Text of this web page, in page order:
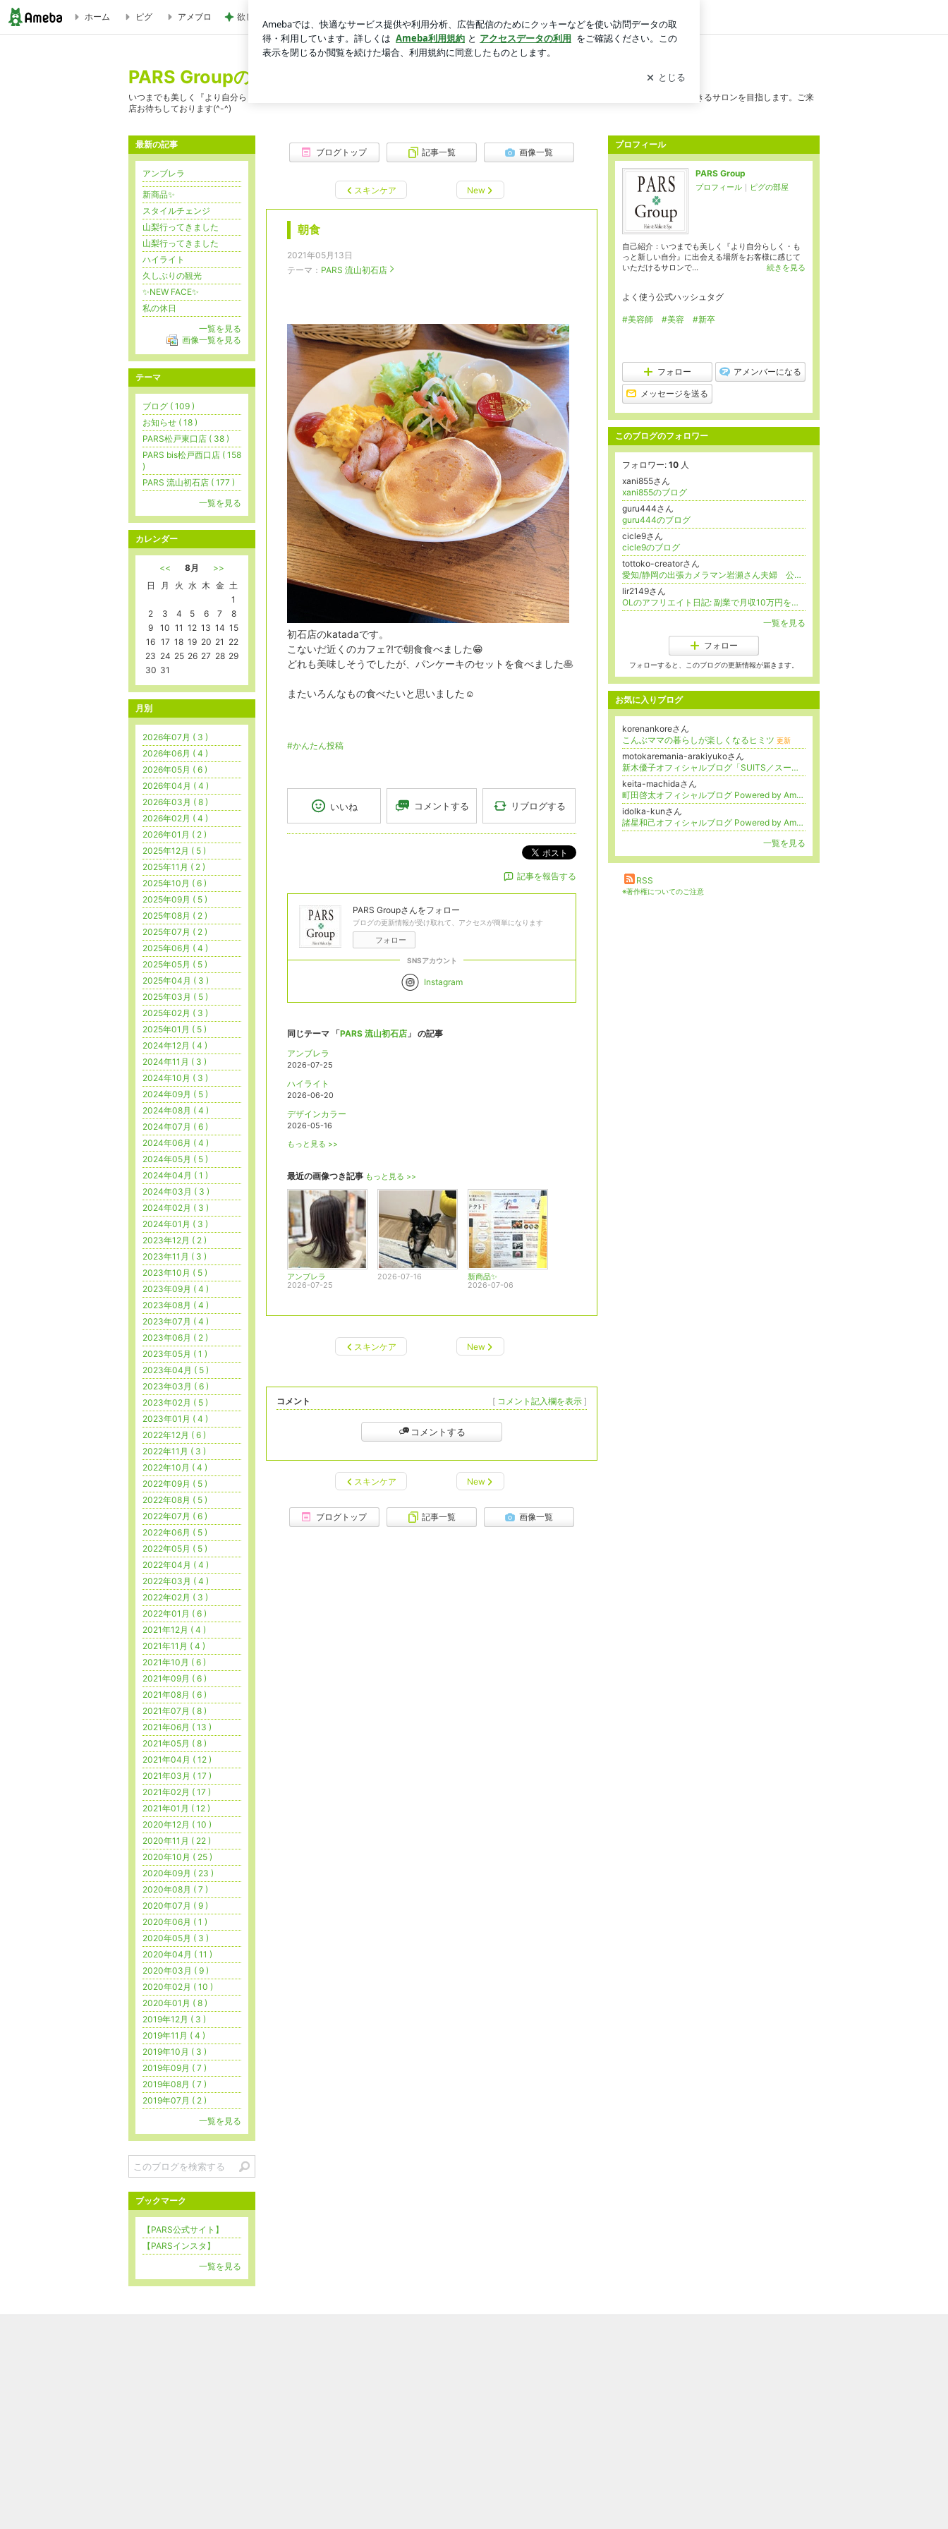
ホーム ピグ アメブロ 欲しいぞってなったパンツの再販 ログイン
PARS Groupのブログ
いつまでも美しく『より自分らしく・もっと新しい自分』に出会える場所をお客様に感じていただけるサロンでありたい。そしてお客様第一の信頼できるサロンを目指します。ご来
店お待ちしております(^-^)
ブログトップ 記事一覧 画像一覧
スキンケア New
朝食
2021年05月13日
テーマ： PARS 流山初石店
初石店のkatadaです。
こないだ近くのカフェ⁈で朝食食べました😁
どれも美味しそうでしたが、パンケーキのセットを食べました🥞
またいろんなもの食べたいと思いました☺️
#かんたん投稿
いいね コメントする リブログする
ポスト
記事を報告する
PARS Groupさんをフォロー
ブログの更新情報が受け取れて、アクセスが簡単になります
フォロー
SNSアカウント
Instagram
同じテーマ 「PARS 流山初石店 」 の記事
アンブレラ
2026-07-25
ハイライト
2026-06-20
デザインカラー
2026-05-16
もっと見る >>
最近の画像つき記事 もっと見る >>
アンブレラ
2026-07-25
2026-07-16
新商品✨
2026-07-06
スキンケア New
[ コメント記入欄を表示 ]
コメント
コメントする
スキンケア New
ブログトップ 記事一覧 画像一覧
プロフィール
PARS Group
プロフィール ｜ ピグの部屋
自己紹介：いつまでも美しく『より自分らしく・も
っと新しい自分』に出会える場所をお客様に感じて
いただけるサロンで...
続きを見る
よく使う公式ハッシュタグ
#美容師 #美容 #新卒
フォロー アメンバーになる
メッセージを送る
このブログのフォロワー
フォロワー: 10 人
xani855さん
xani855のブログ
guru444さん
guru444のブログ
cicle9さん
cicle9のブログ
tottoko-creatorさん
愛知/静岡の出張カメラマン岩瀬さん夫婦 公認フォトグラファー♪
lir2149さん
OLのアフリエイト日記: 副業で月収10万円を目指す
一覧を見る
フォロー
フォローすると、このブログの更新情報が届きます。
お気に入りブログ
korenankoreさん
こんぶママの暮らしが楽しくなるヒミツ 更新
motokaremania-arakiyukoさん
新木優子オフィシャルブログ「SUITS／スーツ２」Powered by Ameba
keita-machidaさん
町田啓太オフィシャルブログ Powered by Ameba
idolka-kunさん
諸星和己オフィシャルブログ Powered by Ameba
一覧を見る
RSS
※著作権についてのご注意
最新の記事
アンブレラ
新商品✨
スタイルチェンジ
山梨行ってきました
山梨行ってきました
ハイライト
久しぶりの観光
✨NEW FACE✨
私の休日
一覧を見る
画像一覧を見る
テーマ
ブログ ( 109 )
お知らせ ( 18 )
PARS松戸東口店 ( 38 )
PARS bis松戸西口店 ( 158
)
PARS 流山初石店 ( 177 )
一覧を見る
カレンダー
<< 8月
>>
日
月 火 水 木 金 土
1
2
3 4 5 6 7
8
9
10 11 12 13 14 15
16 17 18 19 20 21 22
23 24 25 26 27 28 29
30 31
月別
2026年07月 ( 3 )
2026年06月 ( 4 )
2026年05月 ( 6 )
2026年04月 ( 4 )
2026年03月 ( 8 )
2026年02月 ( 4 )
2026年01月 ( 2 )
2025年12月 ( 5 )
2025年11月 ( 2 )
2025年10月 ( 6 )
2025年09月 ( 5 )
2025年08月 ( 2 )
2025年07月 ( 2 )
2025年06月 ( 4 )
2025年05月 ( 5 )
2025年04月 ( 3 )
2025年03月 ( 5 )
2025年02月 ( 3 )
2025年01月 ( 5 )
2024年12月 ( 4 )
2024年11月 ( 3 )
2024年10月 ( 3 )
2024年09月 ( 5 )
2024年08月 ( 4 )
2024年07月 ( 6 )
2024年06月 ( 4 )
2024年05月 ( 5 )
2024年04月 ( 1 )
2024年03月 ( 3 )
2024年02月 ( 3 )
2024年01月 ( 3 )
2023年12月 ( 2 )
2023年11月 ( 3 )
2023年10月 ( 5 )
2023年09月 ( 4 )
2023年08月 ( 4 )
2023年07月 ( 4 )
2023年06月 ( 2 )
2023年05月 ( 1 )
2023年04月 ( 5 )
2023年03月 ( 6 )
2023年02月 ( 5 )
2023年01月 ( 4 )
2022年12月 ( 6 )
2022年11月 ( 3 )
2022年10月 ( 4 )
2022年09月 ( 5 )
2022年08月 ( 5 )
2022年07月 ( 6 )
2022年06月 ( 5 )
2022年05月 ( 5 )
2022年04月 ( 4 )
2022年03月 ( 4 )
2022年02月 ( 3 )
2022年01月 ( 6 )
2021年12月 ( 4 )
2021年11月 ( 4 )
2021年10月 ( 6 )
2021年09月 ( 6 )
2021年08月 ( 6 )
2021年07月 ( 8 )
2021年06月 ( 13 )
2021年05月 ( 8 )
2021年04月 ( 12 )
2021年03月 ( 17 )
2021年02月 ( 17 )
2021年01月 ( 12 )
2020年12月 ( 10 )
2020年11月 ( 22 )
2020年10月 ( 25 )
2020年09月 ( 23 )
2020年08月 ( 7 )
2020年07月 ( 9 )
2020年06月 ( 1 )
2020年05月 ( 3 )
2020年04月 ( 11 )
2020年03月 ( 9 )
2020年02月 ( 10 )
2020年01月 ( 8 )
2019年12月 ( 3 )
2019年11月 ( 4 )
2019年10月 ( 3 )
2019年09月 ( 7 )
2019年08月 ( 7 )
2019年07月 ( 2 )
一覧を見る
ブックマーク
【PARS公式サイト】
【PARSインスタ】
一覧を見る